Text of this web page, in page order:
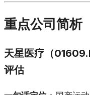
重点公司简析
天星医疗（
评估